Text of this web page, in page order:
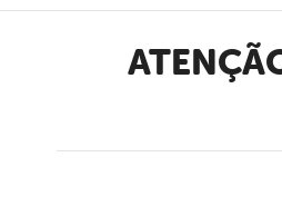
ATENÇÃO, FAZEDORES E FAZEDORAS DE CULTURA DE